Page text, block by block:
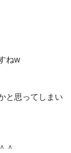
ねw
と思ってしまい
＾